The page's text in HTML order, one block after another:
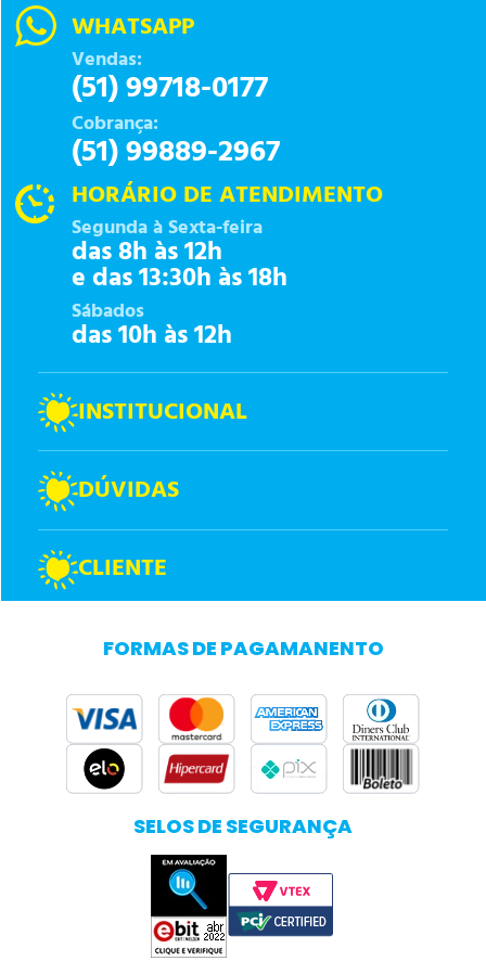
WHATSAPP
Vendas:
(51) 99718-0177
Cobrança:
(51) 99889-2967
HORÁRIO DE ATENDIMENTO
Segunda à Sexta-feira
das 8h às 12h
e das 13:30h às 18h
Sábados
das 10h às 12h
INSTITUCIONAL
DÚVIDAS
CLIENTE
FORMAS DE PAGAMANENTO
SELOS DE SEGURANÇA